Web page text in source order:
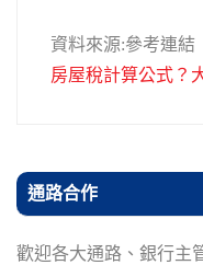
資料來源:參考連結
房屋稅計算公式？
通路合作
歡迎各大通路、銀行主